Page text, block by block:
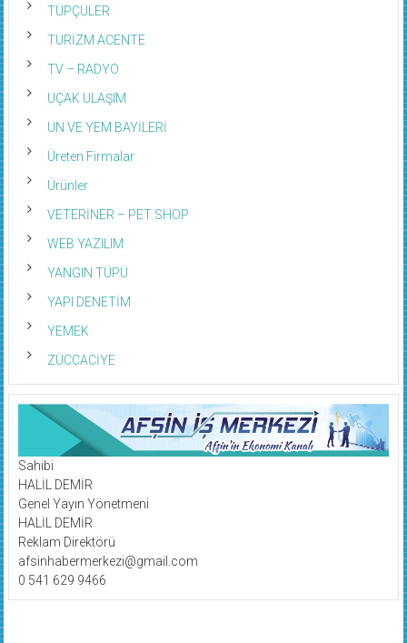
TÜPÇÜLER
TURİZM ACENTE
TV – RADYO
UÇAK ULAŞIM
UN VE YEM BAYİLERİ
Üreten Firmalar
Ürünler
VETERİNER – PET SHOP
WEB YAZILIM
YANGIN TÜPÜ
YAPI DENETİM
YEMEK
ZÜCCACİYE
Sahibi
HALİL DEMİR
Genel Yayın Yönetmeni
HALİL DEMİR
Reklam Direktörü
afsinhabermerkezi@gmail.com
0 541 629 9466